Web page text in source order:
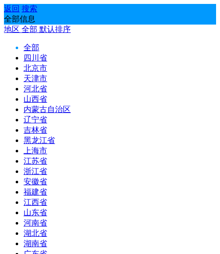
返回 搜索
全部信息
地区 全部 默认排序
全部
四川省
北京市
天津市
河北省
山西省
内蒙古自治区
辽宁省
吉林省
黑龙江省
上海市
江苏省
浙江省
安徽省
福建省
江西省
山东省
河南省
湖北省
湖南省